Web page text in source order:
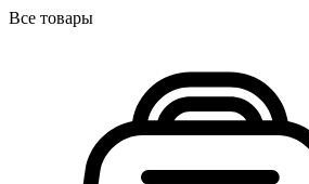
Все товары